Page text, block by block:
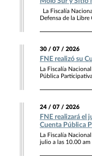
La Fiscalía
Defensa de la Libre
30 / 07 / 2026
FNE realizó su
La Fiscalía
Pública
24 / 07 / 2026
FNE realizará el
Cuenta Pública
La Fiscalía
julio a las 10.00 am